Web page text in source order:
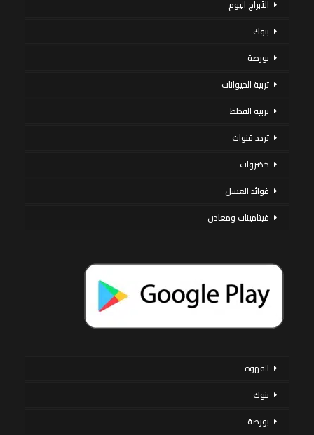
الأبراج اليوم
بنوك
بورصة
تربية الحيوانات
تربية القطط
تردد قنوات
خضروات
فوائد العسل
فيتامينات ومعادن
القهوة
بنوك
بورصة